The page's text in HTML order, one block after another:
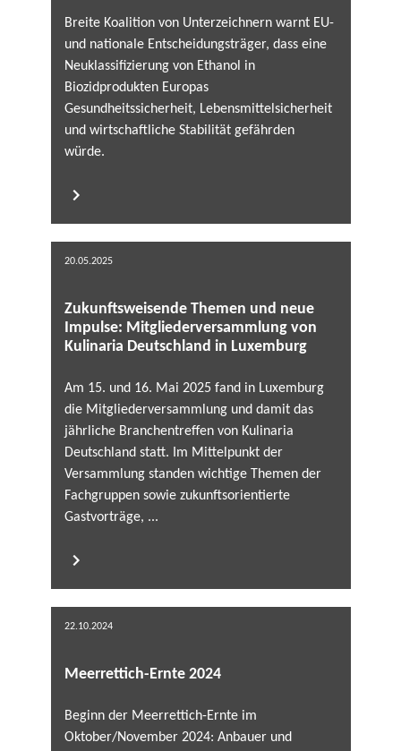
Breite Koalition von Unterzeichnern warnt EU-
und nationale Entscheidungsträger, dass eine
Neuklassifizierung von Ethanol in
Biozidprodukten Europas
Gesundheitssicherheit, Lebensmittelsicherheit
und wirtschaftliche Stabilität gefährden
würde.
20.05.2025
Zukunftsweisende Themen und neue
Impulse: Mitgliederversammlung von
Kulinaria Deutschland in Luxemburg
Am 15. und 16. Mai 2025 fand in Luxemburg
die Mitgliederversammlung und damit das
jährliche Branchentreffen von Kulinaria
Deutschland statt. Im Mittelpunkt der
Versammlung standen wichtige Themen der
Fachgruppen sowie zukunftsorientierte
Gastvorträge, ...
22.10.2024
Meerrettich-Ernte 2024
Beginn der Meerrettich-Ernte im
Oktober/November 2024: Anbauer und